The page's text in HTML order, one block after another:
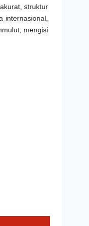
struktur
internasional,
mulut , mengisi